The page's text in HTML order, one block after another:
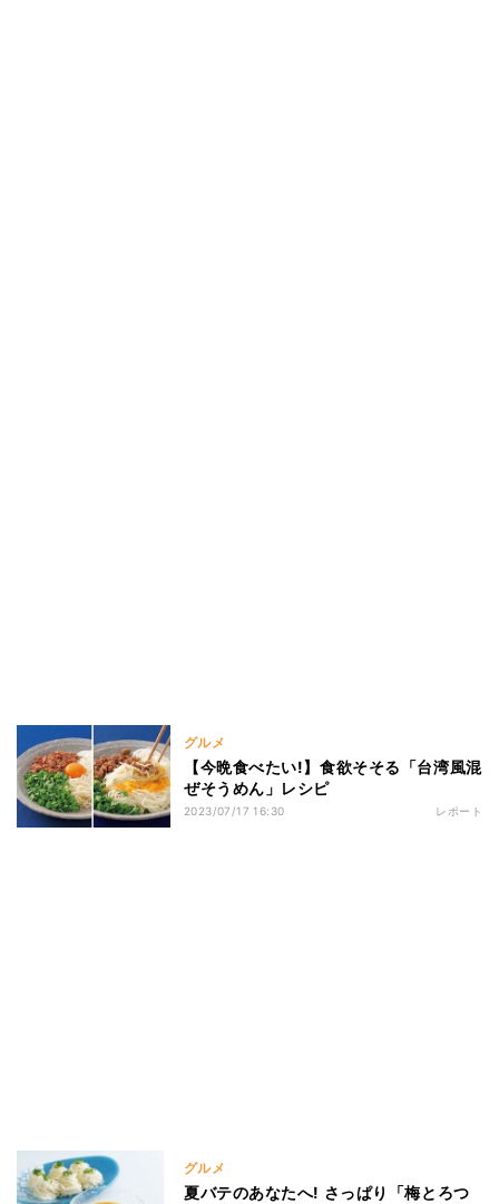
グルメ
【今晩食べたい!】食欲そそる「台湾風混
ぜそうめん」レシピ
2023/07/17 16:30 レポート
グルメ
夏バテのあなたへ! さっぱり「梅とろつ